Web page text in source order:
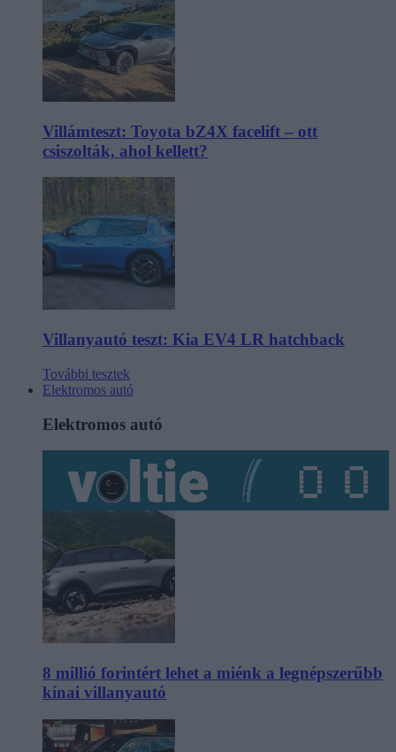
Villámteszt: Toyota bZ4X facelift – ott
csiszolták, ahol kellett?
Villanyautó teszt: Kia EV4 LR hatchback
További tesztek
Elektromos autó
Elektromos autó
8 millió forintért lehet a miénk a legnépszerűbb
kínai villanyautó